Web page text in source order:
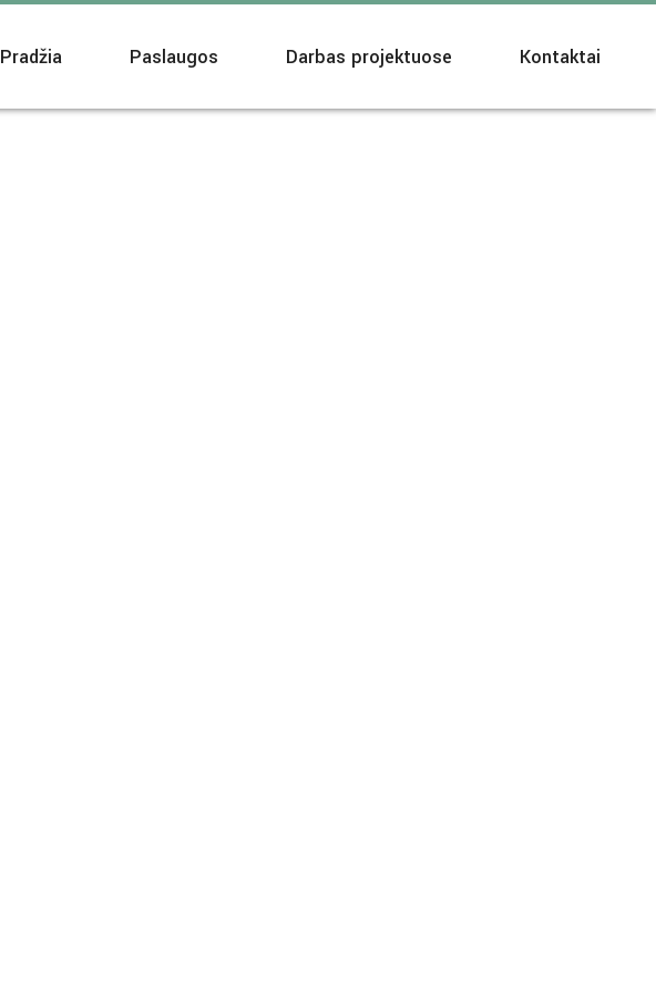
Pradžia Paslaugos Darbas projektuose Kontaktai